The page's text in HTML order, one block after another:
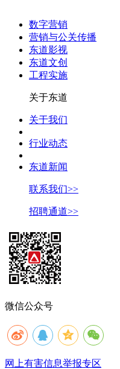
数字营销
营销与公关传播
东道影视
东道文创
工程实施
关于东道
关于我们
行业动态
东道新闻
联系我们>>
招聘通道>>
微信公众号
网上有害信息举报专区